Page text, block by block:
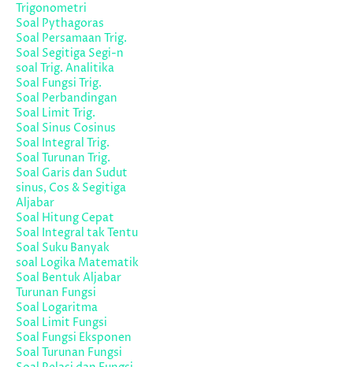
Trigonometri
Soal Pythagoras
Soal Persamaan Trig.
Soal Segitiga Segi-n
soal Trig. Analitika
Soal Fungsi Trig.
Soal Perbandingan
Soal Limit Trig.
Soal Sinus Cosinus
Soal Integral Trig.
Soal Turunan Trig.
Soal Garis dan Sudut
sinus, Cos & Segitiga
Aljabar
Soal Hitung Cepat
Soal Integral tak Tentu
Soal Suku Banyak
soal Logika Matematik
Soal Bentuk Aljabar
Turunan Fungsi
Soal Logaritma
Soal Limit Fungsi
Soal Fungsi Eksponen
Soal Turunan Fungsi